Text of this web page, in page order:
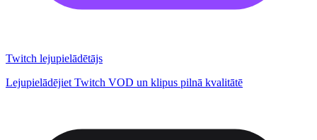
Twitch lejupielādētājs
Lejupielādējiet Twitch VOD un klipus pilnā kvalitātē